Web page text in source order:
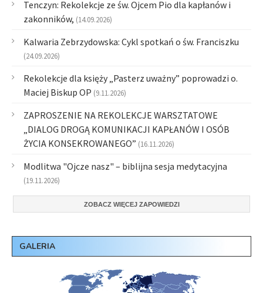
Tenczyn: Rekolekcje ze św. Ojcem Pio dla kapłanów i
zakonników, (14.09.2026)
Kalwaria Zebrzydowska: Cykl spotkań o św. Franciszku
(24.09.2026)
Rekolekcje dla księży „Pasterz uważny” poprowadzi o.
Maciej Biskup OP (9.11.2026)
ZAPROSZENIE NA REKOLEKCJE WARSZTATOWE
„DIALOG DROGĄ KOMUNIKACJI KAPŁANÓW I OSÓB
ŻYCIA KONSEKROWANEGO” (16.11.2026)
Modlitwa "Ojcze nasz" – biblijna sesja medytacyjna
(19.11.2026)
ZOBACZ WIĘCEJ ZAPOWIEDZI
GALERIA